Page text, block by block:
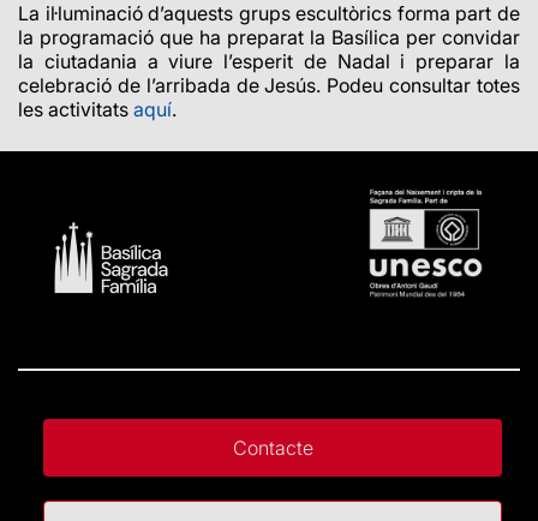
La il·luminació d’aquests grups escultòrics forma part de
la programació que ha preparat la Basílica per convidar
la ciutadania a viure l’esperit de Nadal i preparar la
celebració de l’arribada de Jesús. Podeu consultar totes
les activitats aquí.
Contacte